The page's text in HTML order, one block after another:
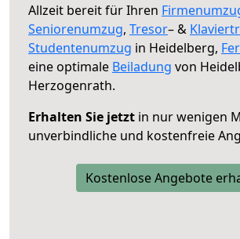
Allzeit bereit für Ihren
Seniorenumzug, Tresor– &
Studentenumzug in Heidelberg,
eine optimale Beiladung von
Herzogenrath.
Erhalten Sie jetzt in nur wenigen
unverbindliche und kostenfreie
Kostenlose Angebote